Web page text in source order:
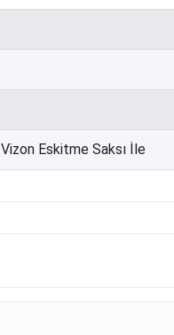
Vizon Eskitme Saksı İle